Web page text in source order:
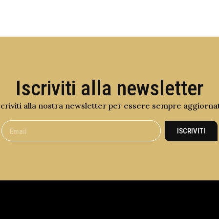
Iscriviti alla newsletter
alla nostra newsletter per essere sempre
ISCRIVITI